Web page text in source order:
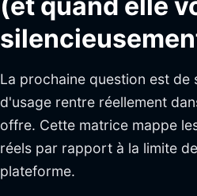
La prochaine question est de
d'usage rentre réellement
offre. Cette matrice mappe
réels par rapport à la limite
plateforme.